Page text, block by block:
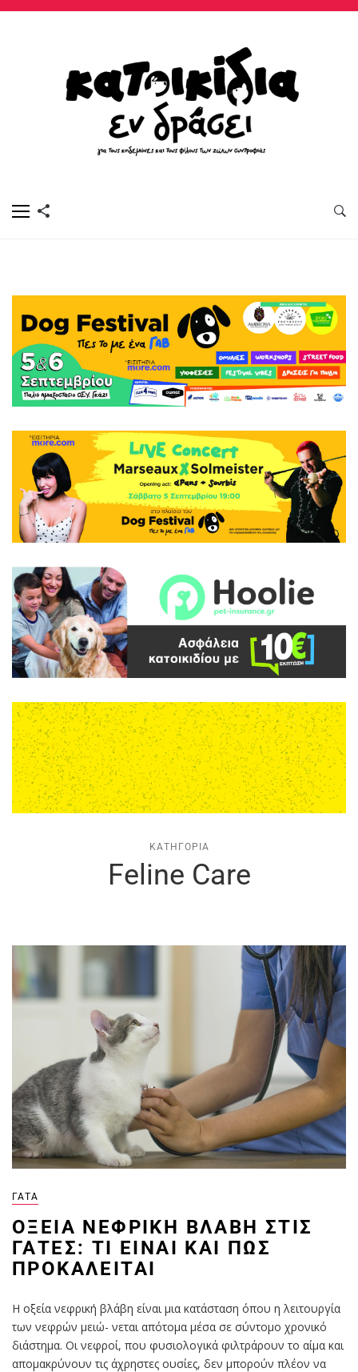
ΚΑΤΗΓΟΡΊΑ
Feline Care
ΓΆΤΑ
ΟΞΕΊΑ ΝΕΦΡΙΚΉ ΒΛΆΒΗ ΣΤΙΣ
ΓΆΤΕΣ: ΤΙ ΕΊΝΑΙ ΚΑΙ ΠΏΣ
ΠΡΟΚΑΛΕΊΤΑΙ
Η οξεία νεφρική βλάβη είναι μια κατάσταση όπου η λειτουργία
των νεφρών μειώ- νεται απότομα μέσα σε σύντομο χρονικό
διάστημα. Οι νεφροί, που φυσιολογικά φιλτράρουν το αίμα και
απομακρύνουν τις άχρηστες ουσίες, δεν μπορούν πλέον να